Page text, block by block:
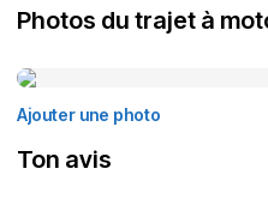
Photos du trajet à
Ajouter une photo
Ton avis